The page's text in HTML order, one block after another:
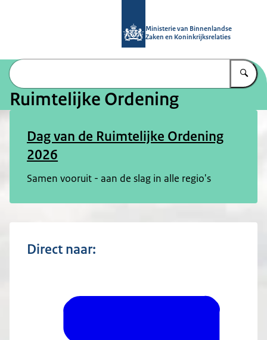
Ministerie van Binnenlandse
Zaken en Koninkrijksrelaties
Ruimtelijke Ordening
Dag van de Ruimtelijke Ordening
2026
Samen vooruit - aan de slag in alle regio's
Direct naar: